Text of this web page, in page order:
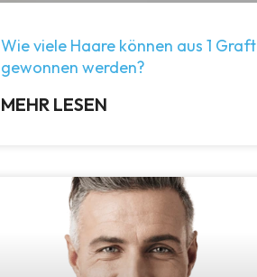
Wie viele Haare können aus 1 Graft
gewonnen werden?
MEHR LESEN